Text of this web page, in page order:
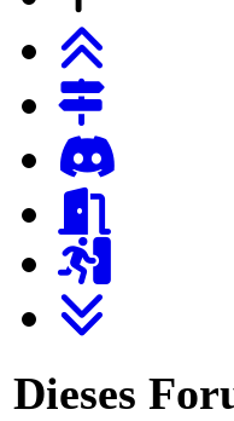
Login
Registrierung
Dieses